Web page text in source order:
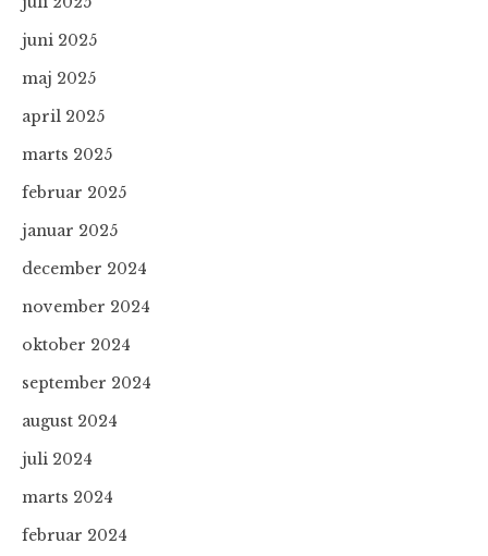
juni 2025
maj 2025
april 2025
marts 2025
februar 2025
januar 2025
december 2024
november 2024
oktober 2024
september 2024
august 2024
juli 2024
marts 2024
februar 2024